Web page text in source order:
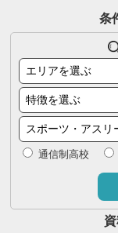
条
通信制高校